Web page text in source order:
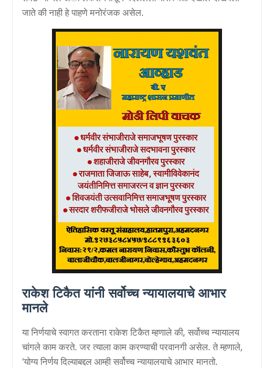
जाते की नाही हे पाहणे मनोरंजक असेल.
राकेश टिकैत यांनी सर्वोच्च न्यायालयाचे आभार
मानले
या निर्णयाचे स्वागत करताना राकेश टिकैत म्हणाले की, सर्वोच्च न्यायालय
चांगले काम करते. जर त्याला काम करण्याची परवानगी असेल. ते म्हणाले,
'योग्य निर्णय दिल्याबद्दल आम्ही सर्वोच्च न्यायालयाचे आभार मानतो.